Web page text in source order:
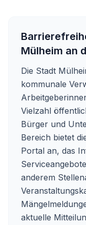
Mülheim an
Die Stadt
kommunale
Vielzahl
Bürger und
Bereich bietet
Portal an, das
anderem
aktuelle